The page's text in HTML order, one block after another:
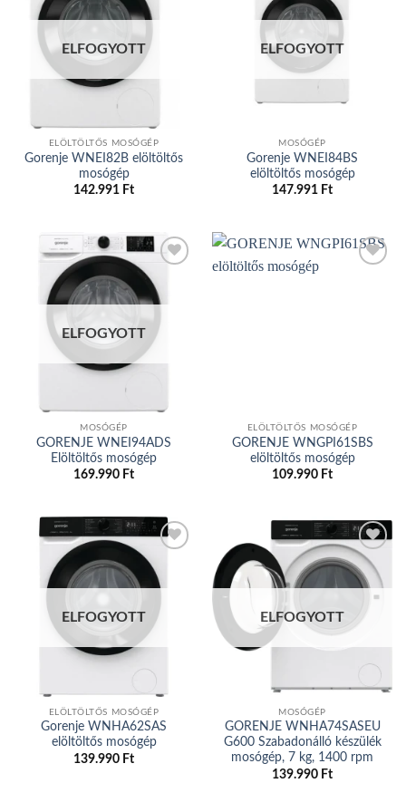
wishlist
ELFOGYOTT
ELÖLTÖLTŐS MOSÓGÉP
Gorenje WNEI82B elöltöltős
mosógép
142.991 Ft
ELFOGYOTT
MOSÓGÉP
Gorenje WNEI84BS
elöltöltős mosógép
147.991 Ft
wishlist
ELFOGYOTT
MOSÓGÉP
GORENJE WNEI94ADS
Elöltöltős mosógép
169.990 Ft
ELÖLTÖLTŐS MOSÓGÉP
GORENJE WNGPI61SBS
elöltöltős mosógép
109.990 Ft
wishlist
ELFOGYOTT
ELÖLTÖLTŐS MOSÓGÉP
Gorenje WNHA62SAS
elöltöltős mosógép
139.990 Ft
Add to
ELFOGYOTT
MOSÓGÉP
GORENJE WNHA74SASEU
G600 Szabadonálló készülék
mosógép, 7 kg, 1400 rpm
139.990 Ft